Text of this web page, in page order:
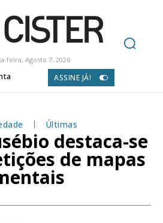
feira, Agosto 7, 2026
ASSINE JÁ!
Últimas
destaca-se
de mapas